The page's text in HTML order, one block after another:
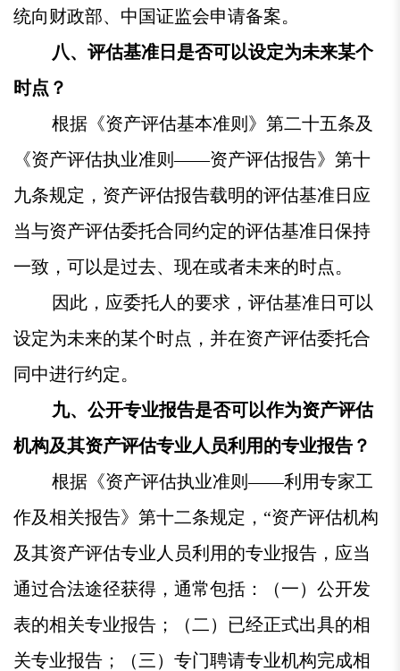
统向财政部、中国证监会申请备案。
八、评估基准日是否可以设定为未来某个
时点？
根据《资产评估基本准则》第二十五条及
《资产评估执业准则——资产评估报告》第十
九条规定，资产评估报告载明的评估基准日应
当与资产评估委托合同约定的评估基准日保持
一致，可以是过去、现在或者未来的时点。
因此，应委托人的要求，评估基准日可以
设定为未来的某个时点，并在资产评估委托合
同中进行约定。
九、公开专业报告是否可以作为资产评估
机构及其资产评估专业人员利用的专业报告？
根据《资产评估执业准则——利用专家工
作及相关报告》第十二条规定，“资产评估机构
及其资产评估专业人员利用的专业报告，应当
通过合法途径获得，通常包括：（一）公开发
表的相关专业报告；（二）已经正式出具的相
关专业报告；（三）专门聘请专业机构完成相